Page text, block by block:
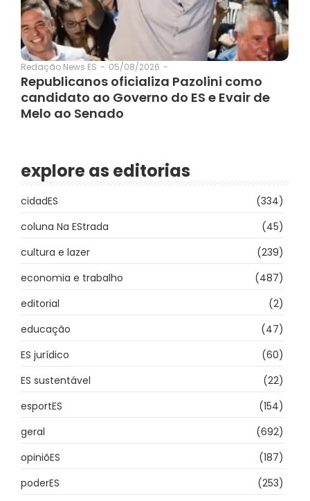
Redação News ES - 05/08/2026 -
Republicanos oficializa Pazolini como
candidato ao Governo do ES e Evair de
Melo ao Senado
explore as editorias
cidadES
(334)
coluna Na EStrada
(45)
cultura e lazer
(239)
economia e trabalho
(487)
editorial
(2)
educação
(47)
ES jurídico
(60)
ES sustentável
(22)
esportES
(154)
geral
(692)
opiniõES
(187)
poderES
(253)